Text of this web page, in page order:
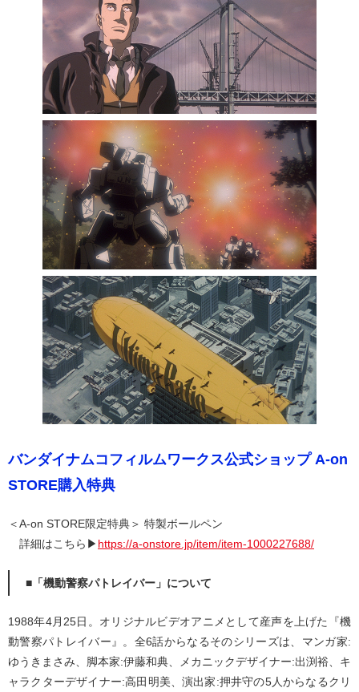
バンダイナムコフィルムワークス公式ショップ A-on
STORE購入特典
＜A-on STORE限定特典＞ 特製ボールペン
詳細はこちら▶ https://a-onstore.jp/item/item-1000227688/
■「機動警察パトレイバー」について
1988年4月25日。オリジナルビデオアニメとして産声を上げた『機
動警察パトレイバー』。全6話からなるそのシリーズは、マンガ家:
ゆうきまさみ、脚本家:伊藤和典、メカニックデザイナー:出渕裕、キ
ャラクターデザイナー:高田明美、演出家:押井守の5人からなるクリ